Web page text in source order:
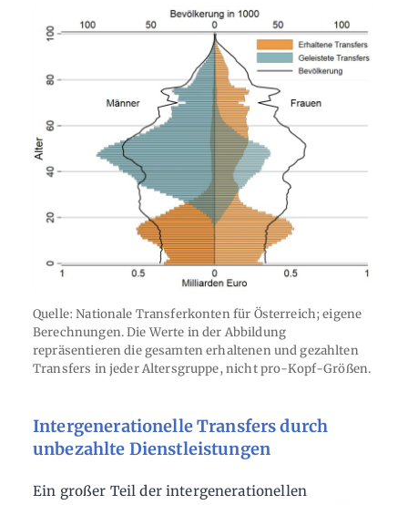
Quelle: Nationale Transferkonten für Österreich; eigene
Berechnungen. Die Werte in der Abbildung
repräsentieren die gesamten erhaltenen und gezahlten
Transfers in jeder Altersgruppe, nicht pro-Kopf-Größen.
Intergenerationelle Transfers durch
unbezahlte Dienstleistungen
Ein großer Teil der intergenerationellen